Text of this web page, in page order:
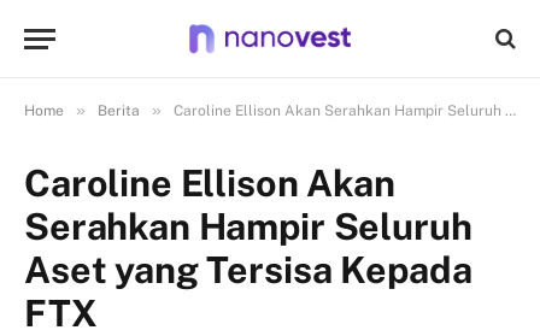
Home » Berita » Caroline Ellison Akan Serahkan Hampir Seluruh Aset yang Tersisa Kepada FTX
Caroline Ellison Akan
Serahkan Hampir Seluruh
Aset yang Tersisa Kepada
FTX